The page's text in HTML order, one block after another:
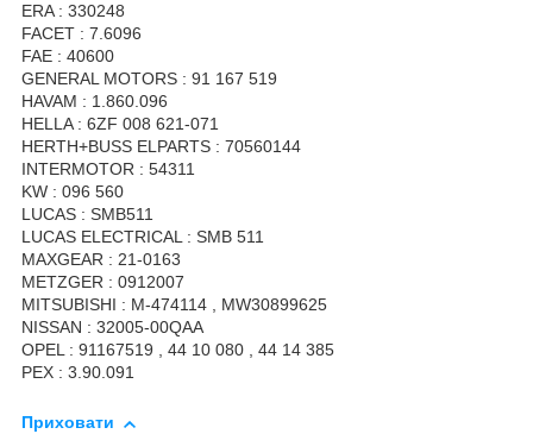
ERA : 330248
FACET : 7.6096
FAE : 40600
GENERAL MOTORS : 91 167 519
HAVAM : 1.860.096
HELLA : 6ZF 008 621-071
HERTH+BUSS ELPARTS : 70560144
INTERMOTOR : 54311
KW : 096 560
LUCAS : SMB511
LUCAS ELECTRICAL : SMB 511
MAXGEAR : 21-0163
METZGER : 0912007
MITSUBISHI : M-474114 , MW30899625
NISSAN : 32005-00QAA
OPEL : 91167519 , 44 10 080 , 44 14 385
PEX : 3.90.091
Приховати